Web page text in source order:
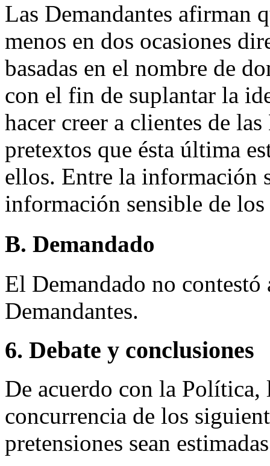
Las Demandantes afirman
menos en dos ocasiones
basadas en el nombre de
con el fin de suplantar la
hacer creer a clientes de
pretextos que ésta última
ellos. Entre la información
información sensible de
B. Demandado
El Demandado no contestó
Demandantes.
6. Debate y conclusiones
De acuerdo con la Política,
concurrencia de los
pretensiones sean